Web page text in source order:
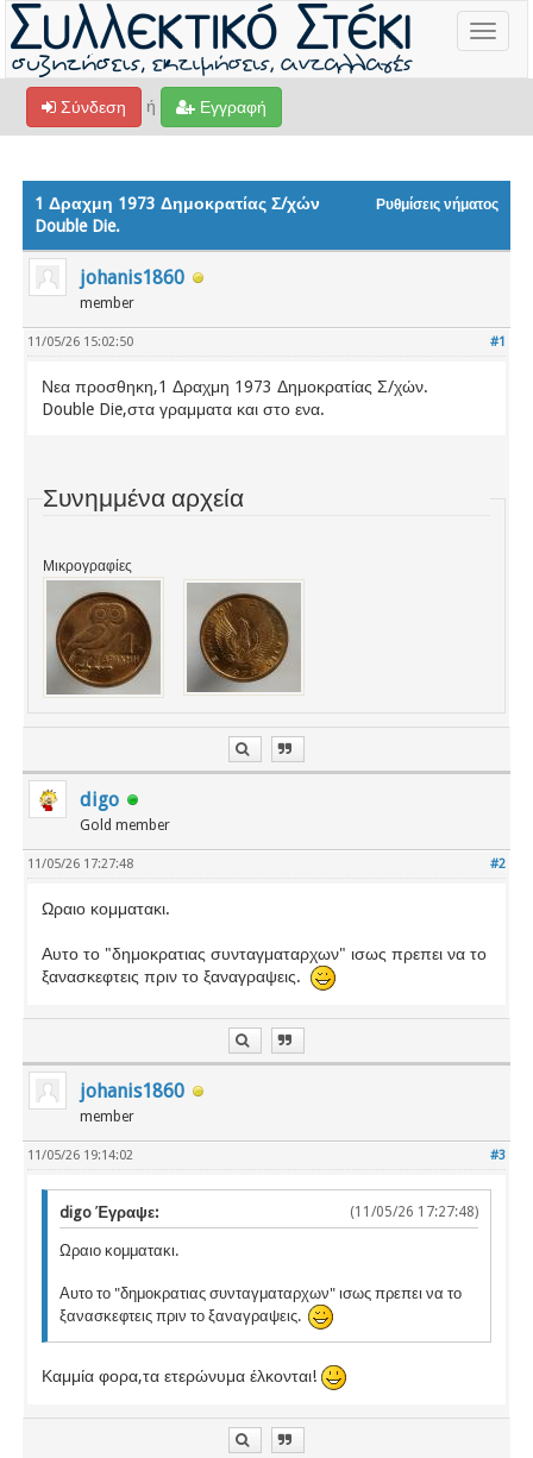
Toggle
Σύνδεση ή Εγγραφή
Ρυθμίσεις νήματος
1 Δραχμη 1973 Δημοκρατίας Σ/χών
Double Die.
johanis1860
member
#1
11/05/26 15:02:50
Νεα προσθηκη,1 Δραχμη 1973 Δημοκρατίας Σ/χών.
Double Die,στα γραμματα και στο ενα.
Συνημμένα αρχεία
Μικρογραφίες
digo
Gold member
#2
11/05/26 17:27:48
Ωραιο κομματακι.
Αυτο το "δημοκρατιας συνταγματαρχων" ισως πρεπει να το
ξανασκεφτεις πριν το ξαναγραψεις.
johanis1860
member
#3
11/05/26 19:14:02
(11/05/26 17:27:48)
digo Έγραψε:
Ωραιο κομματακι.
Αυτο το "δημοκρατιας συνταγματαρχων" ισως πρεπει να το
ξανασκεφτεις πριν το ξαναγραψεις.
Καμμία φορα,τα ετερώνυμα έλκονται!